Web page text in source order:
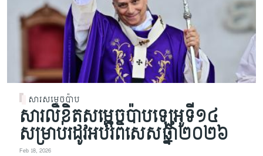
សារសម្តេចប៉ាប
សារលិខិតសម្តេចប៉ាបឡេអូទី១៤
សម្រាប់រដូវអប់រំពិសេសឆ្នាំ២០២៦
Feb 18, 2026